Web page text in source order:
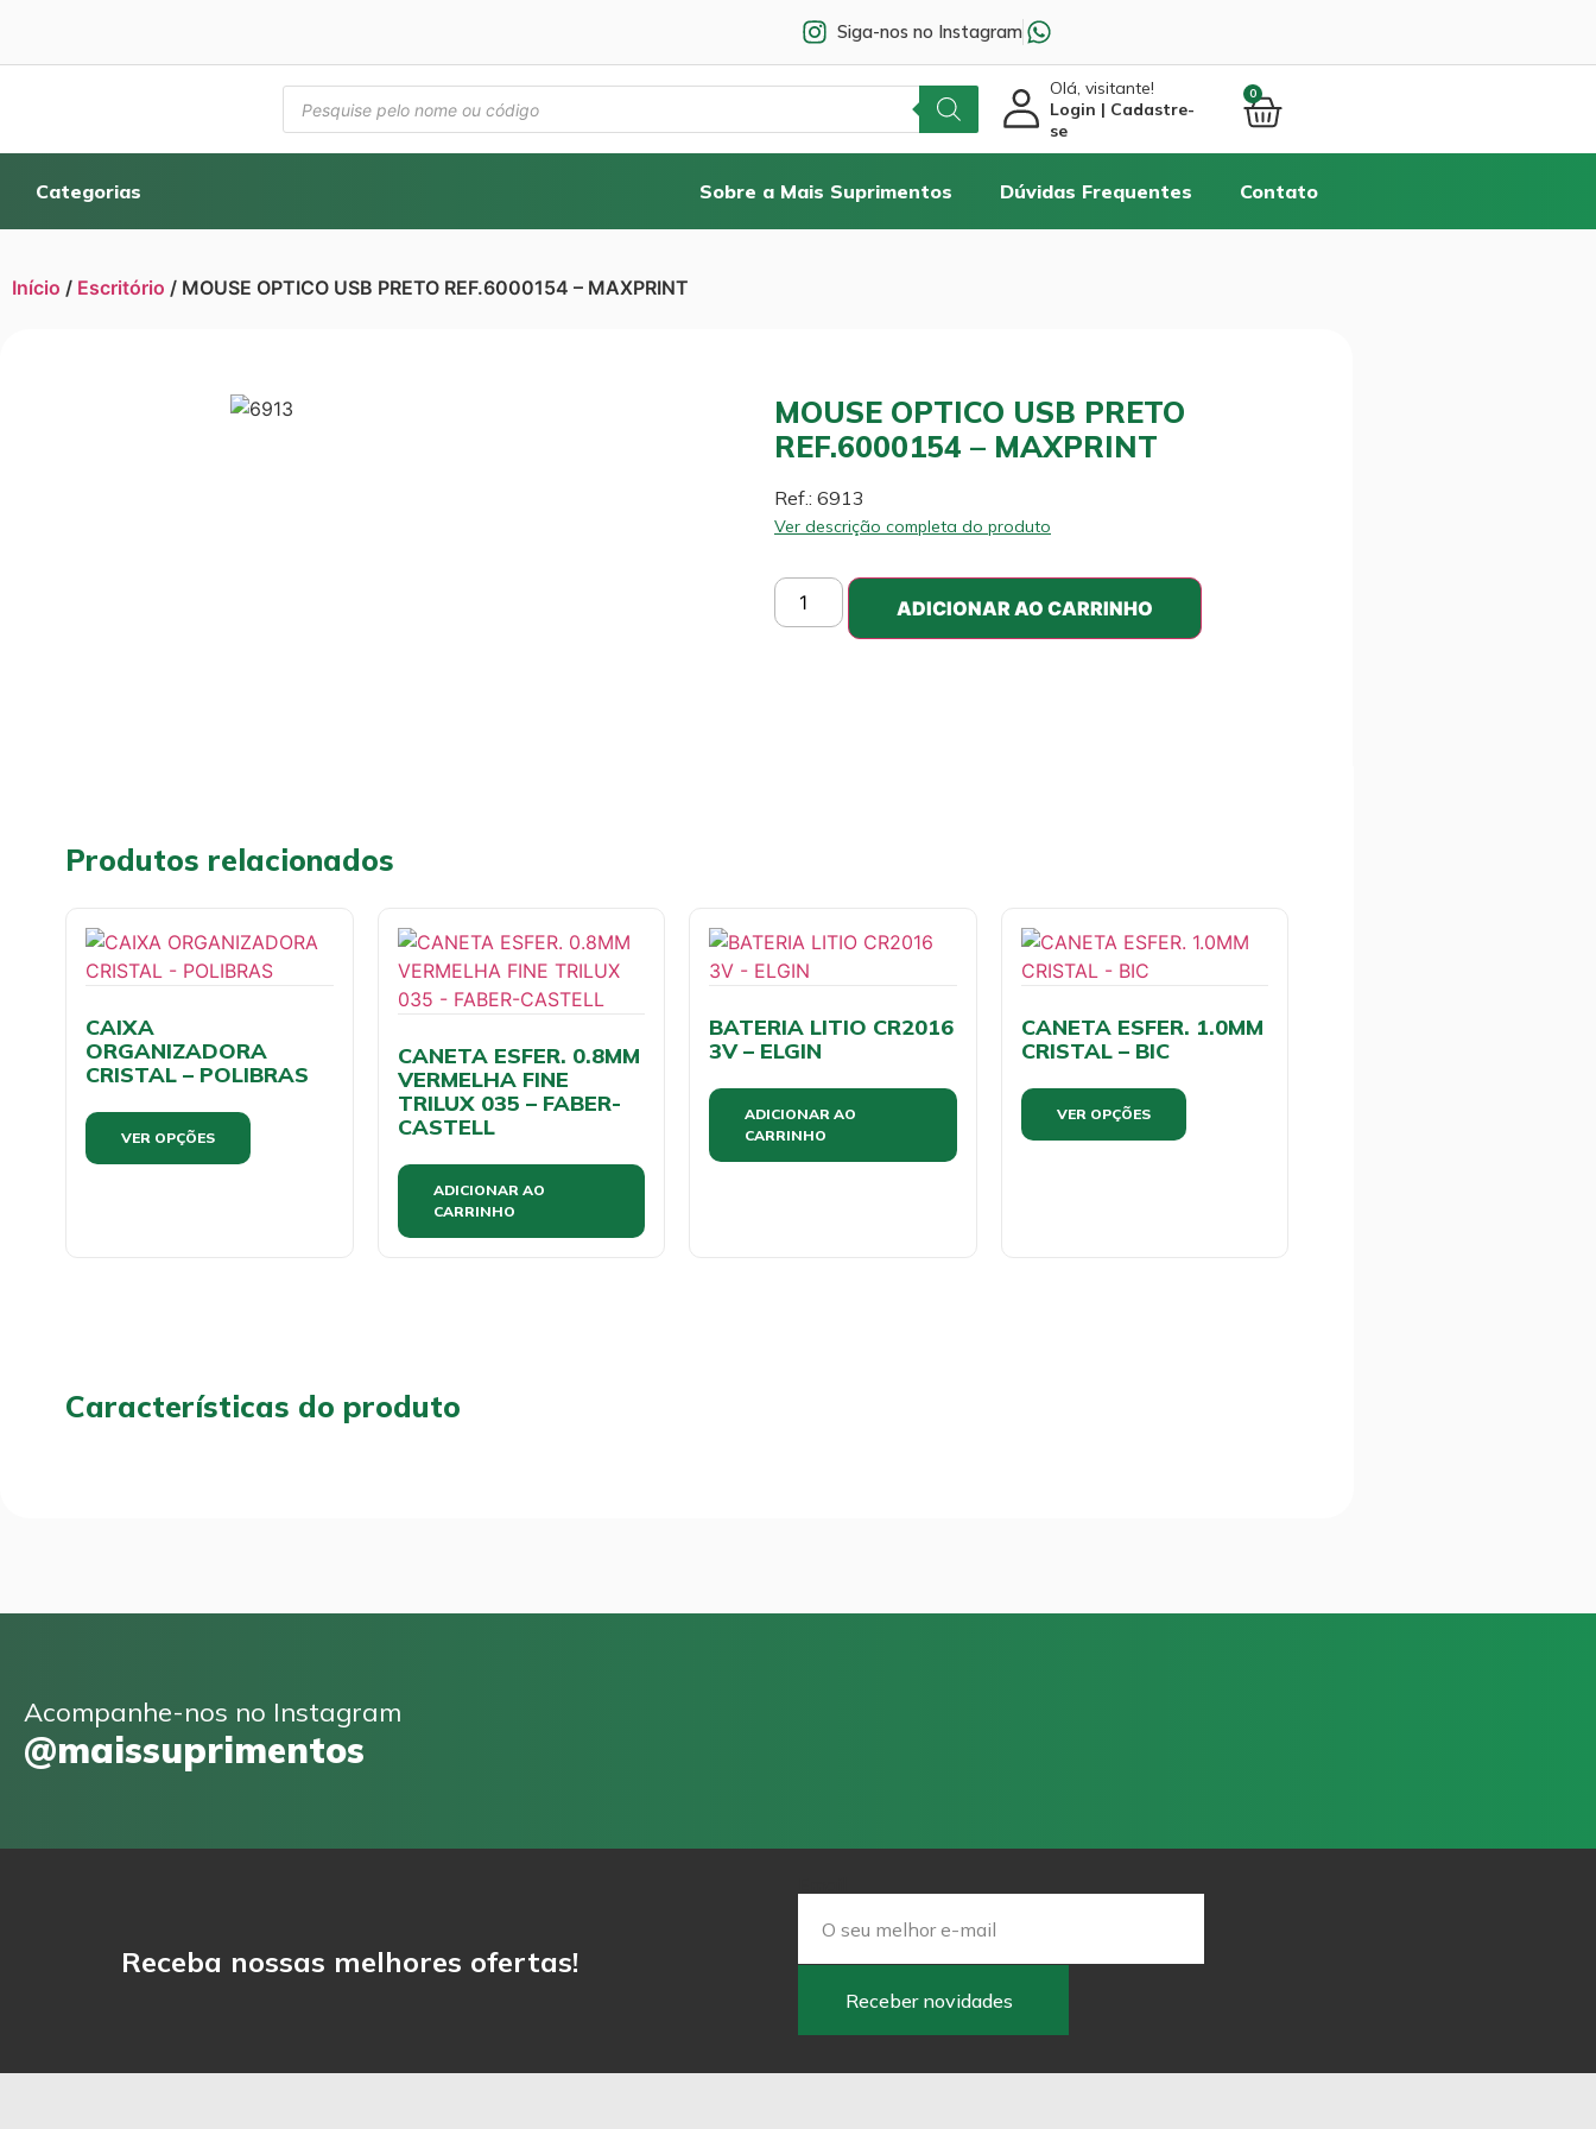
Siga-nos no Instagram
Olá, visitante!
Login | Cadastre-
se
0
Categorias Sobre a Mais Suprimentos Dúvidas Frequentes Contato
Início / Escritório / MOUSE OPTICO USB PRETO REF.6000154 – MAXPRINT
MOUSE OPTICO USB PRETO
REF.6000154 – MAXPRINT
Ref.: 6913
Ver descrição completa do produto
ADICIONAR AO CARRINHO
Produtos relacionados
CAIXA
ORGANIZADORA
CRISTAL – POLIBRAS
VER OPÇÕES
CANETA ESFER. 0.8MM
VERMELHA FINE
TRILUX 035 – FABER-
CASTELL
ADICIONAR AO
CARRINHO
BATERIA LITIO CR2016
3V – ELGIN
ADICIONAR AO
CARRINHO
CANETA ESFER. 1.0MM
CRISTAL – BIC
VER OPÇÕES
Características do produto
Acompanhe-nos no Instagram
@maissuprimentos
Receba nossas melhores ofertas!
Receber novidades